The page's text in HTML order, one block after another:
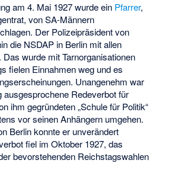
am 4. Mai 1927 wurde ein Pfarrer,
von SA-Männern
Der Polizeipräsident von
die NSDAP in Berlin mit allen
wurde mit Tarnorganisationen
fielen Einnahmen weg und es
Unangenehm war
ausgesprochene Redeverbot für
ihm gegründeten „Schule für Politik“
vor seinen Anhängern umgehen.
Berlin konnte er unverändert
fiel im Oktober 1927, das
bevorstehenden Reichstagswahlen